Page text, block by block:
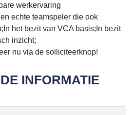
werkervaring
echte teamspeler die ook
het bezit van VCA basis;In bezit
inzicht;
nu via de solliciteerknop!
INFORMATIE